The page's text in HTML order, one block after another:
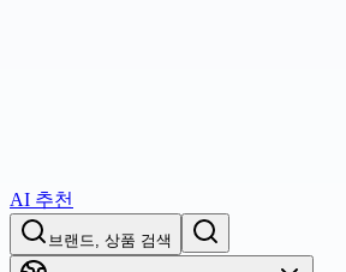
AI 추천
브랜드, 상품 검색